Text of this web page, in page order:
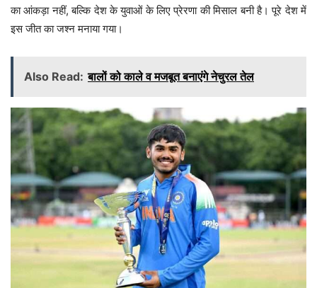
का आंकड़ा नहीं, बल्कि देश के युवाओं के लिए प्रेरणा की मिसाल बनी है। पूरे देश में
इस जीत का जश्न मनाया गया।
Also Read: बालों को काले व मजबूत बनाएंगे नेचुरल तेल